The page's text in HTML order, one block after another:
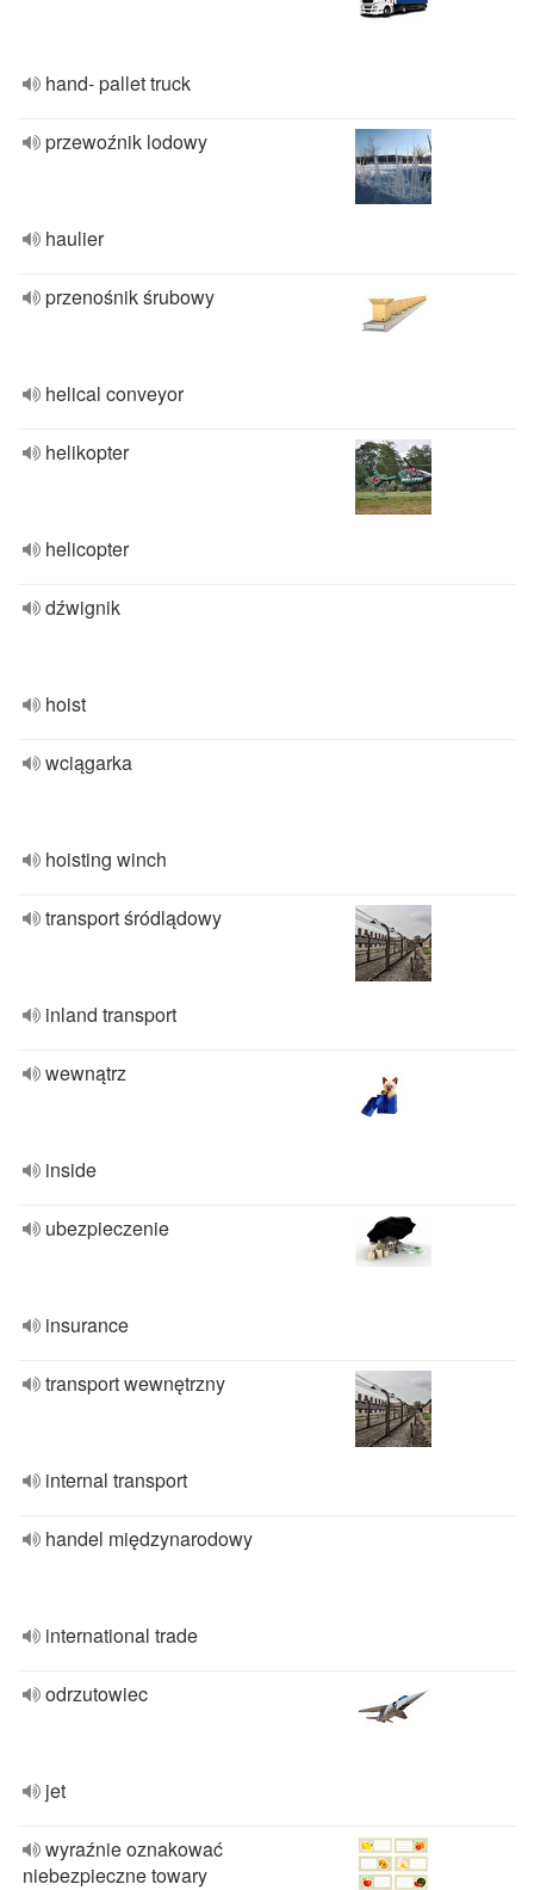
hand- pallet truck
przewoźnik lodowy
haulier
przenośnik śrubowy
helical conveyor
helikopter
helicopter
dźwignik
hoist
wciągarka
hoisting winch
transport śródlądowy
inland transport
wewnątrz
inside
ubezpieczenie
insurance
transport wewnętrzny
internal transport
handel międzynarodowy
international trade
odrzutowiec
jet
wyraźnie oznakować
niebezpieczne towary